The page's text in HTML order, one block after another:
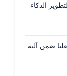
الذكاء
ضمن آلية